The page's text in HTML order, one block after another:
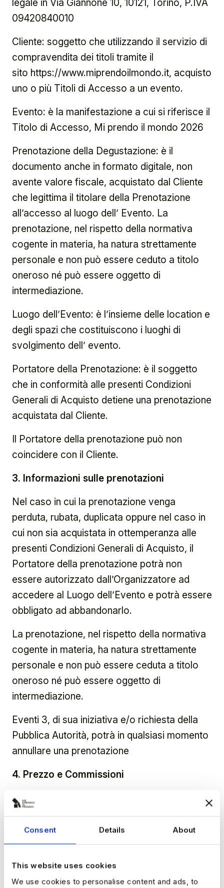
Consent Details About
This website uses cookies
We use cookies to personalise content and ads, to
09420840010
Cliente: soggetto che utilizzando il servizio di
compravendita dei titoli tramite il
sito https://www.miprendoilmondo.it, acquisto
uno o più Titoli di Accesso a un evento.
Evento: è la manifestazione a cui si riferisce il
Titolo di Accesso, Mi prendo il mondo 2026
Prenotazione della Degustazione: è il
documento anche in formato digitale, non
avente valore fiscale, acquistato dal Cliente
che legittima il titolare della Prenotazione
all’accesso al luogo dell’ Evento. La
prenotazione, nel rispetto della normativa
cogente in materia, ha natura strettamente
personale e non può essere ceduto a titolo
oneroso né può essere oggetto di
intermediazione.
Luogo dell’Evento: è l’insieme delle location e
degli spazi che costituiscono i luoghi di
svolgimento dell’ evento.
Portatore della Prenotazione: è il soggetto
che in conformità alle presenti Condizioni
Generali di Acquisto detiene una prenotazione
acquistata dal Cliente.
Il Portatore della prenotazione può non
coincidere con il Cliente.
3. Informazioni sulle prenotazioni
Nel caso in cui la prenotazione venga
perduta, rubata, duplicata oppure nel caso in
cui non sia acquistata in ottemperanza alle
presenti Condizioni Generali di Acquisto, il
Portatore della prenotazione potrà non
essere autorizzato dall’Organizzatore ad
accedere al Luogo dell’Evento e potrà essere
obbligato ad abbandonarlo.
La prenotazione, nel rispetto della normativa
cogente in materia, ha natura strettamente
personale e non può essere ceduta a titolo
oneroso né può essere oggetto di
intermediazione.
Eventi 3, di sua iniziativa e/o richiesta della
Pubblica Autorità, potrà in qualsiasi momento
annullare una prenotazione
4. Prezzo e Commissioni
Il prezzo complessivo della prenotazione è
nominale, dei diritti di prevendita e delle
eventuali commissioni di servizio. Tali importi
sono indicati separatamente e prima del